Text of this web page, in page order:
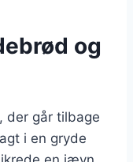
og
der går tilbage
i en gryde